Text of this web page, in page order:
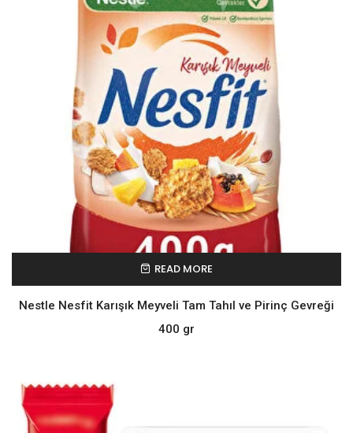
READ MORE
Nestle Nesfit Karışık Meyveli Tam Tahıl ve Pirinç Gevreği
400 gr